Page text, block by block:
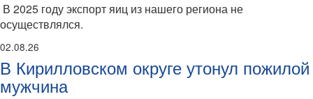
В 2025 году экспорт яиц из нашего региона не
осуществлялся.
02.08.26
В Кирилловском округе утонул пожилой
мужчина